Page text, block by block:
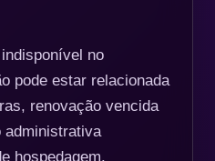
no
pode estar relacionada
renovação vencida
administrativa
hospedagem.